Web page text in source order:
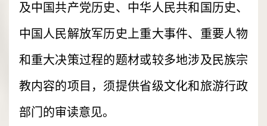
及中国共产党历史、中华人民共和国历史、
中国人民解放军历史上重大事件、重要人物
和重大决策过程的题材或较多地涉及民族宗
教内容的项目，须提供省级文化和旅游行政
部门的审读意见。